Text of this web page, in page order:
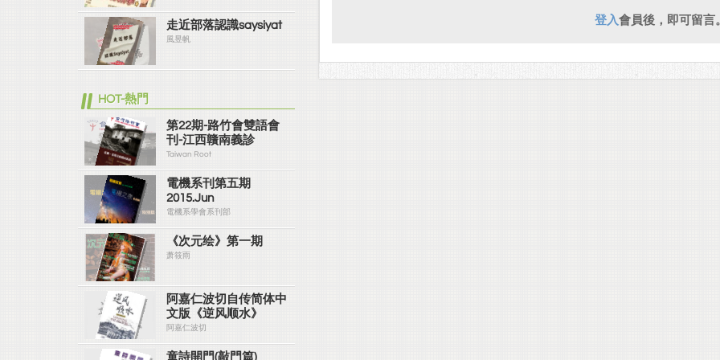
登入會員後，即可留言
走近部落認識saysiyat
風昱帆
HOT-熱門
第22期-路竹會雙語會
刊-江西贛南義診
Taiwan Root
電機系刊第五期
2015.Jun
電機系學會系刊部
《次元绘》第一期
萧筱雨
阿嘉仁波切自传简体中
文版《逆风顺水》
阿嘉仁波切
童詩開門(敲門篇)